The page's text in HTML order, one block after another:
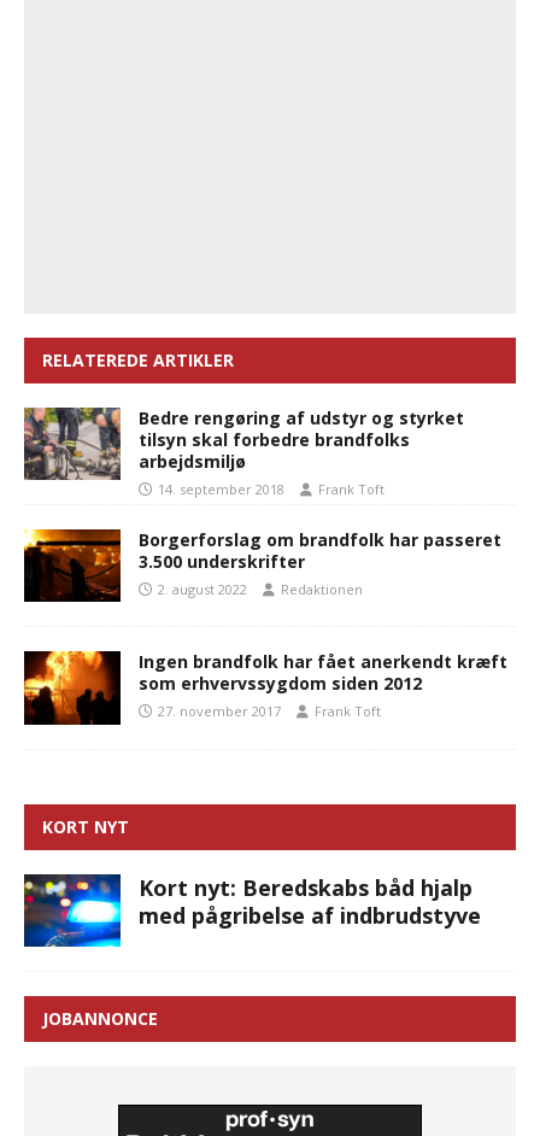
RELATEREDE ARTIKLER
Bedre rengøring af udstyr og styrket
tilsyn skal forbedre brandfolks
arbejdsmiljø
14. september 2018 Frank Toft
Borgerforslag om brandfolk har passeret
3.500 underskrifter
2. august 2022 Redaktionen
Ingen brandfolk har fået anerkendt kræft
som erhvervssygdom siden 2012
27. november 2017 Frank Toft
KORT NYT
Kort nyt: Beredskabs båd hjalp
med pågribelse af indbrudstyve
JOBANNONCE